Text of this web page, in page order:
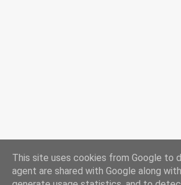
This site uses cookies from Google to
agent are shared with Google along